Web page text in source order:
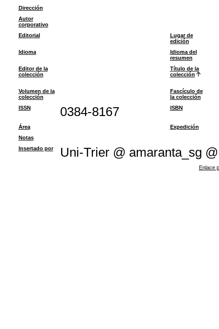
Dirección
Autor
corporativo
Editorial
Lugar de
edición
Idioma
Idioma del
resumen
Editor de la
colección
Título de la
colección
Volumen de la
colección
Fascículo de
la colección
ISSN
0384-8167 ISBN
Área
Expedición
Notas
Insertado por
Uni-Trier @ amaranta_sg @
Enlace